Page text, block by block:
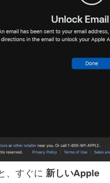
、すぐに 新しいApple